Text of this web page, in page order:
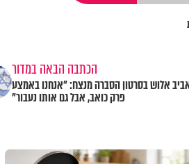
הכתבה הבאה במדור
אלוש בסרטון הסברה מנצח: "אנחנו באמצע
פרק כואב, אבל גם אותו נעבור"